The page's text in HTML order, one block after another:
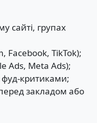
сайті, групах
Facebook, TikTok);
Ads, Meta Ads);
фуд-критиками;
закладом або